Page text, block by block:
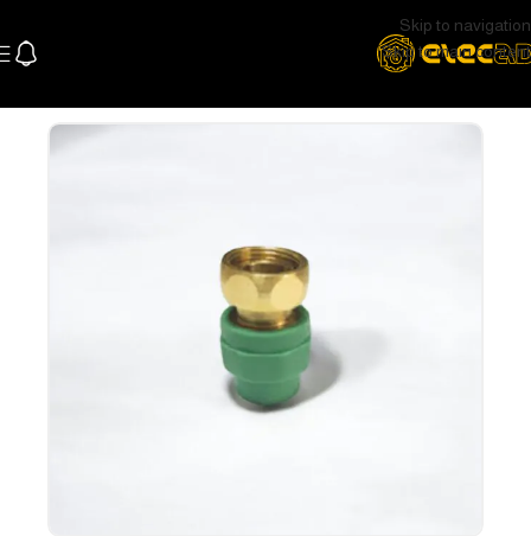
Skip to navigation
Skip to main content